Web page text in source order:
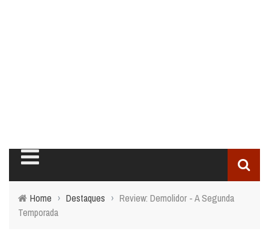
Home › Destaques › Review: Demolidor - A Segunda
Temporada